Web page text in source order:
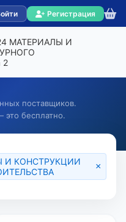
Регистрация
МАТЕРИАЛЫ И
2
поставщиков.
это бесплатно.
И КОНСТРУКЦИИ
×